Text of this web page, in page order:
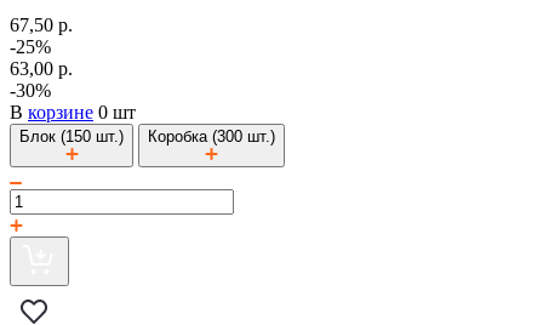
67,50 р.
-25%
63,00 р.
-30%
В корзине 0 шт
Блок (150 шт.) Коробка (300 шт.)